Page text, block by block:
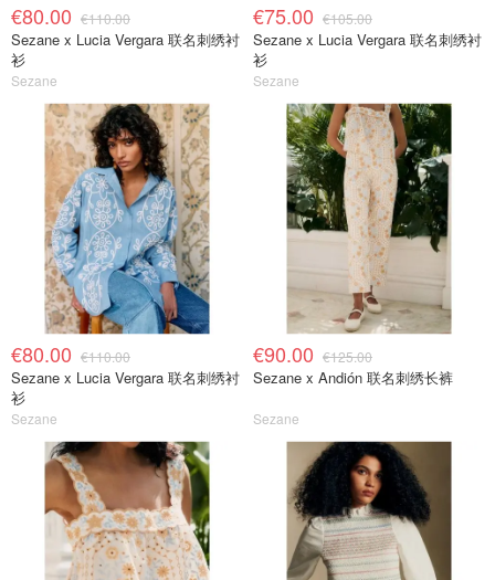
€80.00 €110.00
Sezane x Lucia Vergara 联名刺绣衬
衫
Sezane
€75.00 €105.00
Sezane x Lucia Vergara 联名刺绣衬
衫
Sezane
€80.00 €110.00
Sezane x Lucia Vergara 联名刺绣衬
衫
Sezane
€90.00 €125.00
Sezane x Andión 联名刺绣长裤
Sezane